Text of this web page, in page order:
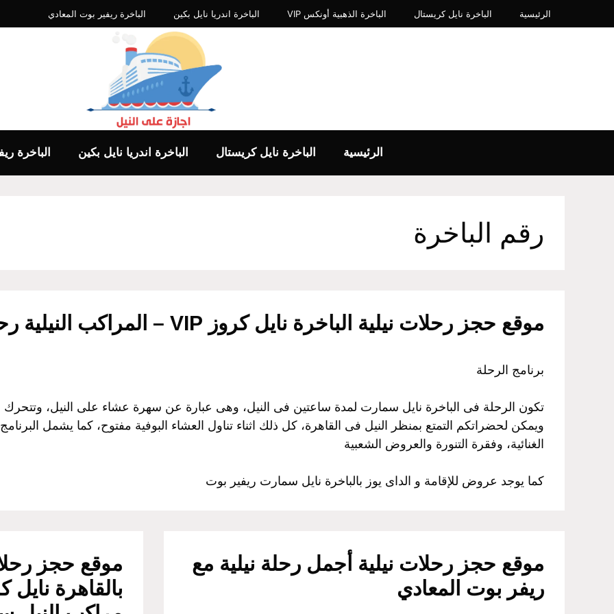
إلى
الرئيسية الباخرة نايل كريستال الباخرة الذهبية أونكس VIP​ الباخرة اندريا نايل بكين الباخرة ريفير بوت المعادي
الرئيسية الباخرة نايل كريستال الباخرة اندريا نايل بكين الباخرة
رقم الباخرة
موقع حجز رحلات نيلية الباخرة نايل كروز VIP – المراكب النيلية رحلات نيلية سهرة عشاء
برنامج الرحلة
تكون الرحلة فى الباخرة نايل سمارت لمدة ساعتين فى النيل، وهى عبارة عن سهرة عشاء على النيل، وتتحرك
ويمكن لحضراتكم التمتع بمنظر النيل فى القاهرة، كل ذلك اثناء تناول العشاء البوفية مفتوح، كما يشمل
الغنائية، وفقرة التنورة والعروض الشعبية
كما يوجد عروض للإقامة و الداى يوز بالباخرة نايل سمارت ريفير بوت
موقع حجز
موقع حجز رحلات نيلية أجمل رحلة نيلية مع
ريفر بوت المعادي